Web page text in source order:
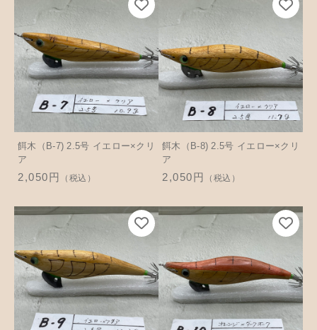
餌木（B-7) 2.5号 イエロー×クリ
ア
2,050円 （税込）
餌木（B-8) 2.5号 イエロー×クリ
ア
2,050円 （税込）